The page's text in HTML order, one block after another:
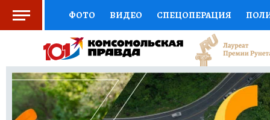
ФОТО ВИДЕО СПЕЦОПЕРАЦИЯ
СОЦПОДДЕРЖКА НАУКА СПЕЦПРОЕКТЫ
НАЦИОНАЛЬНЫЕ ПРОЕКТЫ РОССИИ
ЖЕНСКИЕ СЕКРЕТЫ ПУТЕВОДИТЕЛЬ